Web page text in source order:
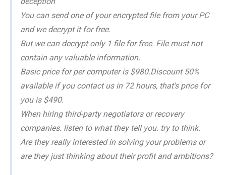
You can send one of your encrypted file from your PC
and we decrypt it for free.
But we can decrypt only 1 file for free. File must not
contain any valuable information.
Basic price for per computer is $980.Discount 50%
available if you contact us in 72 hours, that's price for
you is $490.
When hiring third-party negotiators or recovery
companies. listen to what they tell you. try to think.
Are they really interested in solving your problems or
are they just thinking about their profit and ambitions?